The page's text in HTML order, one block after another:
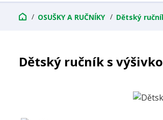
OSUŠKY A RUČNÍKY Dětský
Dětský ručník s